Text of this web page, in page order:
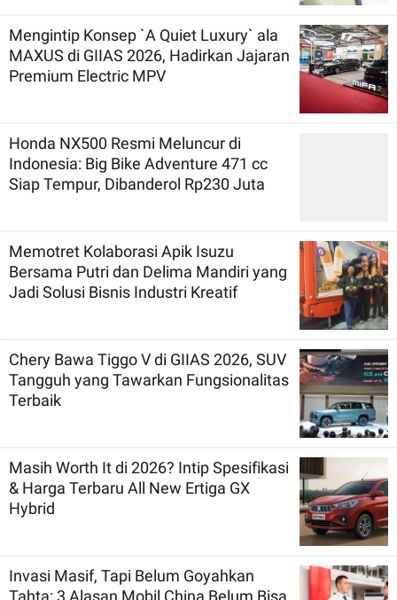
Mengintip Konsep `A Quiet Luxury` ala
MAXUS di GIIAS 2026, Hadirkan Jajaran
Premium Electric MPV
Honda NX500 Resmi Meluncur di
Indonesia: Big Bike Adventure 471 cc
Siap Tempur, Dibanderol Rp230 Juta
Memotret Kolaborasi Apik Isuzu
Bersama Putri dan Delima Mandiri yang
Jadi Solusi Bisnis Industri Kreatif
Chery Bawa Tiggo V di GIIAS 2026, SUV
Tangguh yang Tawarkan Fungsionalitas
Terbaik
Masih Worth It di 2026? Intip Spesifikasi
& Harga Terbaru All New Ertiga GX
Hybrid
Invasi Masif, Tapi Belum Goyahkan
Tahta: 3 Alasan Mobil China Belum Bisa